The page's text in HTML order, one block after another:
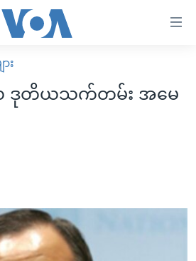
လွန်
း
ဒုတိယသက်တမ်း အမေ